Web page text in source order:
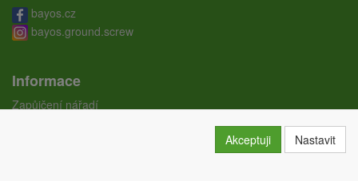
bayos.cz
bayos.ground.screw
Informace
Zapůjčení nářadí
Akceptuji Nastavit